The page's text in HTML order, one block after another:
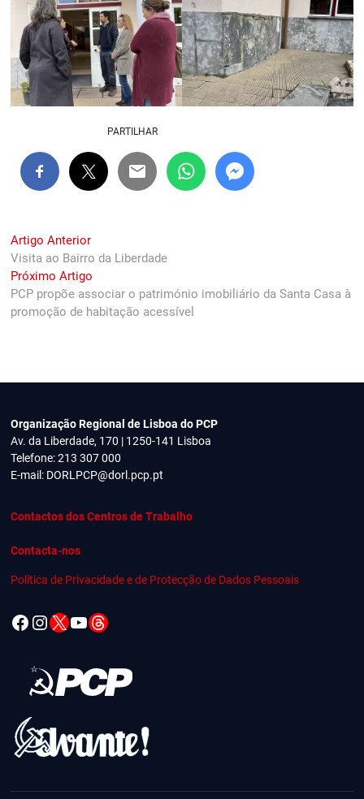
PARTILHAR
Navegação
de
artigos
Artigo AnteriorPrevious
post:
Visita ao Bairro da Liberdade
Próximo Artigo
post:
PCP propõe associar o património imobiliário da Santa Casa à
promoção de habitação acessível
Organização Regional de Lisboa do PCP
Av. da Liberdade, 170 | 1250-141 Lisboa
Telefone: 213 307 000
E-mail: DORLPCP@dorl.pcp.pt
Contactos dos Centros de Trabalho
Contacta-nos
Política de Privacidade e de Protecção de Dados Pessoais
Facebook
Instagram
X YouTube
Threads